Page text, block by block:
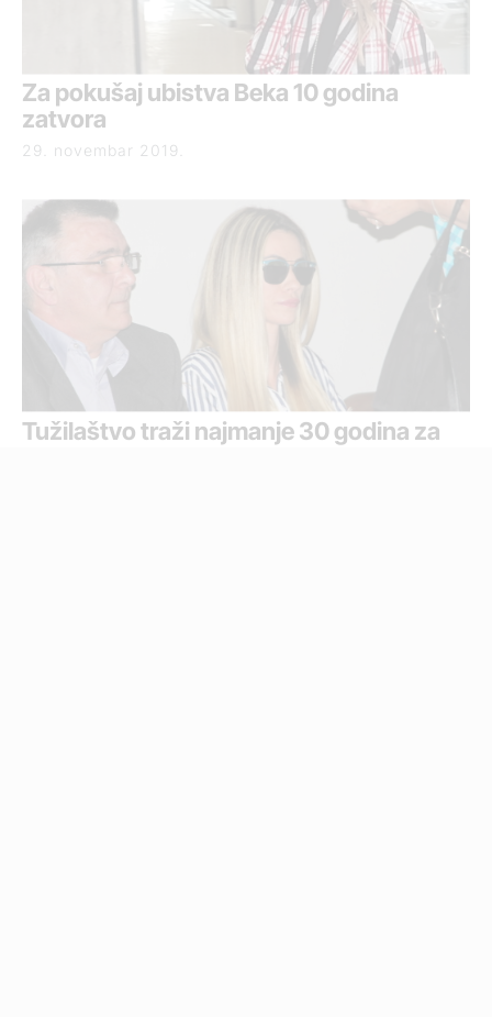
Za pokušaj ubistva Beka 10 godina
zatvora
29. novembar 2019.
Tužilaštvo traži najmanje 30 godina za